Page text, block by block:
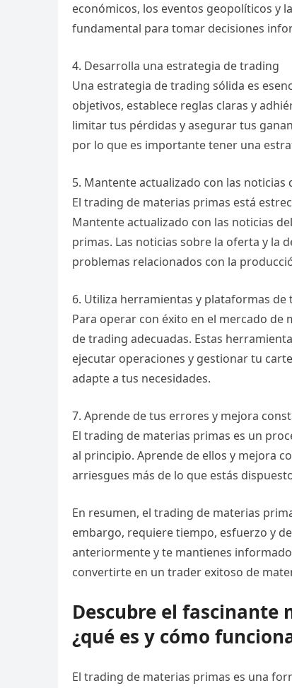
económicos, los eventos geopolíticos y
fundamental para tomar decisiones
4. Desarrolla una estrategia de trading
Una estrategia de trading sólida es
objetivos, establece reglas claras y
limitar tus pérdidas y asegurar tus
por lo que es importante tener una
5. Mantente actualizado con las noticias
El trading de materias primas está
Mantente actualizado con las noticias
primas. Las noticias sobre la oferta y la
problemas relacionados con la
6. Utiliza herramientas y plataformas de
Para operar con éxito en el mercado
de trading adecuadas. Estas
ejecutar operaciones y gestionar tu
adapte a tus necesidades.
7. Aprende de tus errores y mejora
El trading de materias primas es un
al principio. Aprende de ellos y mejora
arriesgues más de lo que estás
En resumen, el trading de materias
embargo, requiere tiempo, esfuerzo y
anteriormente y te mantienes
convertirte en un trader exitoso de
Descubre el
¿qué es y cómo
El trading de materias primas es una